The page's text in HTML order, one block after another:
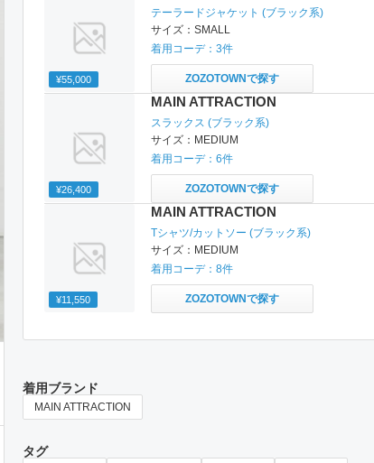
¥55,000
テーラードジャケット (ブラック系)
サイズ： SMALL
着用コーデ： 3件
ZOZOTOWNで探す
¥26,400
MAIN ATTRACTION
スラックス (ブラック系)
サイズ： MEDIUM
着用コーデ： 6件
ZOZOTOWNで探す
¥11,550
MAIN ATTRACTION
Tシャツ/カットソー (ブラック系)
サイズ： MEDIUM
着用コーデ： 8件
ZOZOTOWNで探す
着用ブランド
MAIN ATTRACTION
タグ